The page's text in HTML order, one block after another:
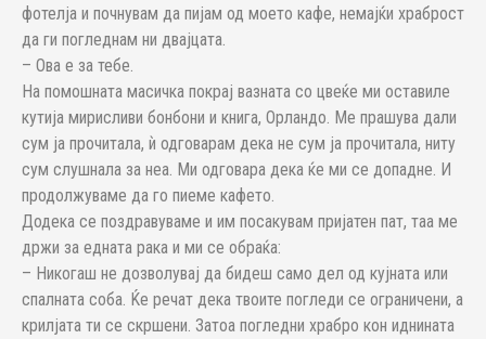
фотелја и почнувам да пијам од моето кафе, немајќи храброст
да ги погледнам ни двајцата.
– Ова е за тебе.
На помошната масичка покрај вазната со цвеќе ми оставиле
кутија мирисливи бонбони и книга, Орландо. Ме прашува дали
сум ја прочитала, ѝ одговарам дека не сум ја прочитала, ниту
сум слушнала за неа. Ми одговара дека ќе ми се допадне. И
продолжуваме да го пиеме кафето.
Додека се поздравуваме и им посакувам пријатен пат, таа ме
држи за едната рака и ми се обраќа:
– Никогаш не дозволувај да бидеш само дел од кујната или
спалната соба. Ќе речат дека твоите погледи се ограничени, а
крилјата ти се скршени. Затоа погледни храбро кон иднината